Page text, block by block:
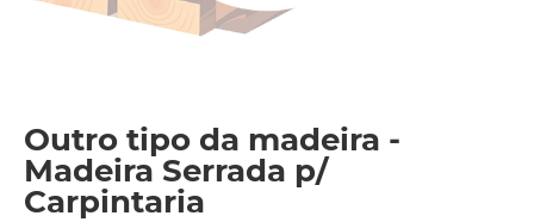
Outro tipo da madeira -
Madeira Serrada p/
Carpintaria